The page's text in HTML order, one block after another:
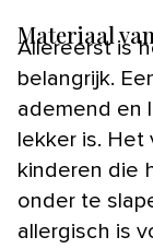
Materiaal
Allereerst is het materiaal van beddengoed
belangrijk.
ademend en
lekker is. Het
kinderen die
onder te
allergisch is